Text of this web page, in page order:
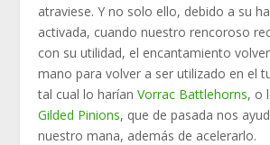
atraviese. Y no solo ello, debido a su
activada, cuando nuestro rencoroso
con su utilidad, el encantamiento
mano para volver a ser utilizado en el
tal cual lo haríanVorrac Battlehorns, o
Gilded Pinions, que de pasada nos
nuestro mana, además de acelerarlo.